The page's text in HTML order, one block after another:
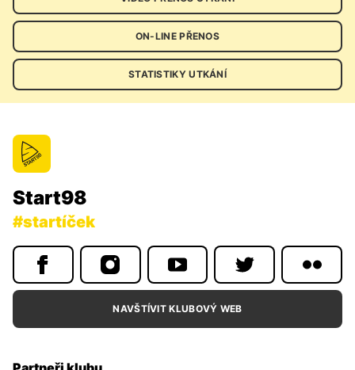
ON-LINE PŘENOS
STATISTIKY UTKÁNÍ
Start98
#startíček
NAVŠTÍVIT KLUBOVÝ WEB